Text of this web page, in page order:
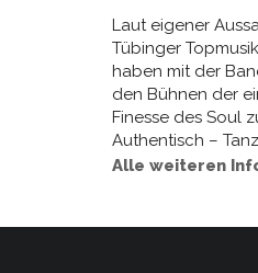
Laut eigener
Tübinger
haben mit der
den Bühnen der
Finesse des Soul
Authentisch –
Alle weiteren